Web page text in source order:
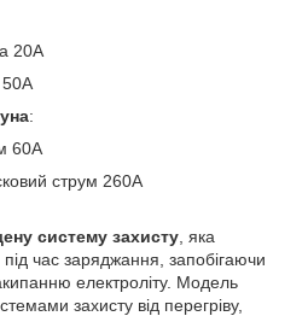
20А
50А
:
60А
струм 260А
систему захисту , яка
час заряджання, запобігаючи
електроліту. Модель
захисту від перегріву,